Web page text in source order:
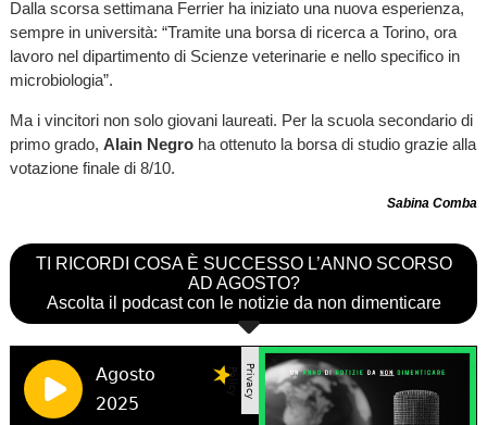
Dalla scorsa settimana Ferrier ha iniziato una nuova esperienza,
sempre in università: “Tramite una borsa di ricerca a Torino, ora
lavoro nel dipartimento di Scienze veterinarie e nello specifico in
microbiologia”.
Ma i vincitori non solo giovani laureati. Per la scuola secondario di
primo grado, Alain Negroha ottenuto la borsa di studio grazie alla
votazione finale di 8/10.
Sabina Comba
TI RICORDI COSA È SUCCESSO L’ANNO SCORSO
AD AGOSTO?
Ascolta il podcast con le notizie da non dimenticare